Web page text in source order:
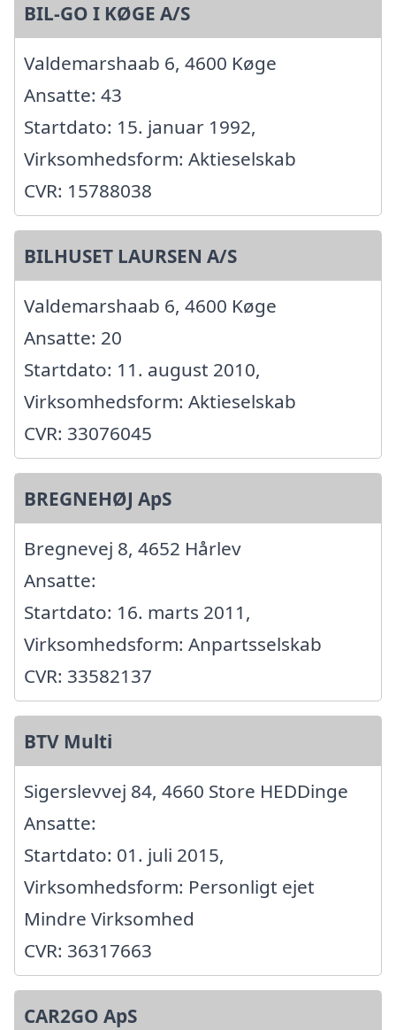
BIL-GO I KØGE A/S
Valdemarshaab 6, 4600 Køge
Ansatte: 43
Startdato: 15. januar 1992,
Virksomhedsform: Aktieselskab
CVR: 15788038
BILHUSET LAURSEN A/S
Valdemarshaab 6, 4600 Køge
Ansatte: 20
Startdato: 11. august 2010,
Virksomhedsform: Aktieselskab
CVR: 33076045
BREGNEHØJ ApS
Bregnevej 8, 4652 Hårlev
Ansatte:
Startdato: 16. marts 2011,
Virksomhedsform: Anpartsselskab
CVR: 33582137
BTV Multi
Sigerslevvej 84, 4660 Store HEDDinge
Ansatte:
Startdato: 01. juli 2015,
Virksomhedsform: Personligt ejet
Mindre Virksomhed
CVR: 36317663
CAR2GO ApS